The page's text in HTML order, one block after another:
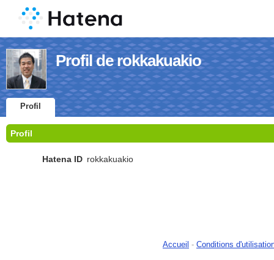
Profil de rokkakuakio
Profil
Profil
Hatena ID rokkakuakio
Accueil - Conditions